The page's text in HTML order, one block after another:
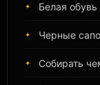
Белая обувь
Черные
Собирать